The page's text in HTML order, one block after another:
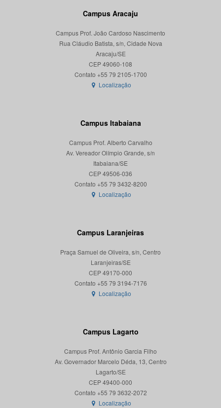
Campus Aracaju
Campus Prof. João Cardoso Nascimento
Rua Cláudio Batista, s/n, Cidade Nova
Aracaju/SE
CEP 49060-108
Localização
Campus Itabaiana
Campus Prof. Alberto Carvalho
Av. Vereador Olímpio Grande, s/n
Itabaiana/SE
CEP 49506-036
Localização
Campus Laranjeiras
Praça Samuel de Oliveira, s/n, Centro
Laranjeiras/SE
CEP 49170-000
Localização
Campus Lagarto
Campus Prof. Antônio Garcia Filho
Av. Governador Marcelo Déda, 13, Centro
Lagarto/SE
CEP 49400-000
Localização